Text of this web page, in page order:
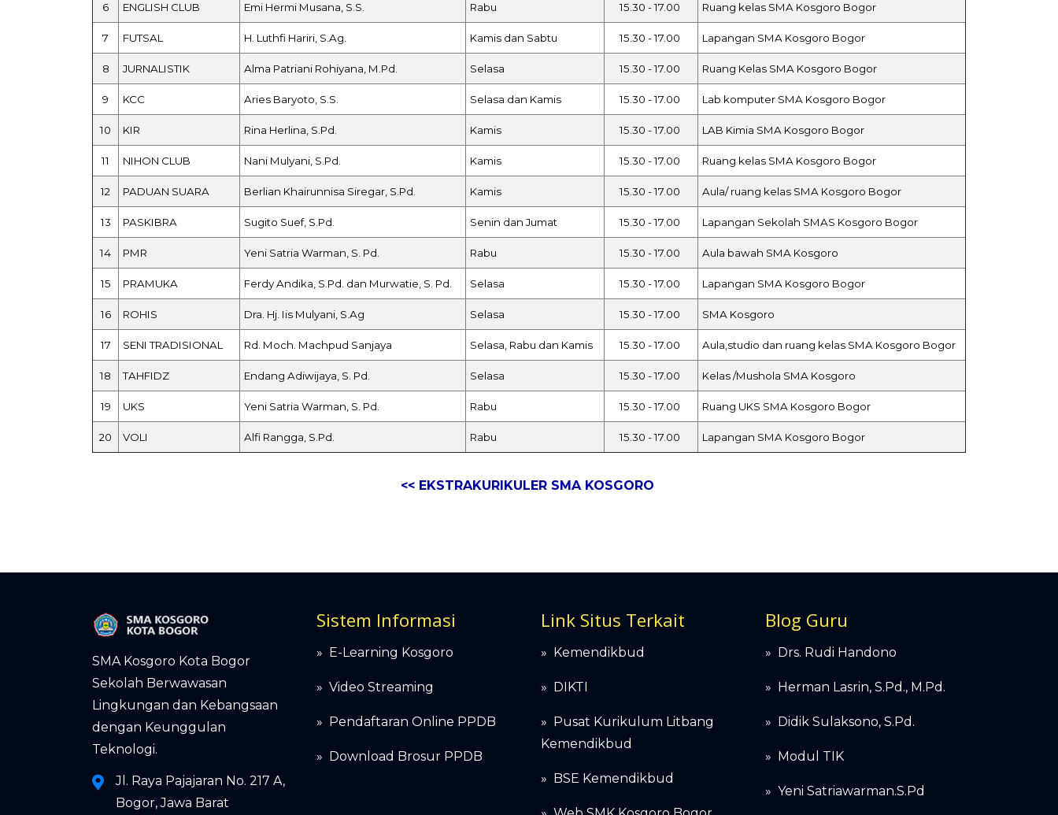
6 ENGLISH CLUB Emi Hermi Musana, S.S. Rabu 15.30 - 17.00 Ruang kelas SMA Kosgoro Bogor
7 FUTSAL H. Luthfi Hariri, S.Ag. Kamis dan Sabtu 15.30 - 17.00 Lapangan SMA Kosgoro Bogor
8 JURNALISTIK Alma Patriani Rohiyana, M.Pd. Selasa 15.30 - 17.00 Ruang Kelas SMA Kosgoro Bogor
9 KCC Aries Baryoto, S.S. Selasa dan Kamis 15.30 - 17.00 Lab komputer SMA Kosgoro Bogor
10 KIR Rina Herlina, S.Pd. Kamis 15.30 - 17.00 LAB Kimia SMA Kosgoro Bogor
11 NIHON CLUB Nani Mulyani, S.Pd. Kamis 15.30 - 17.00 Ruang kelas SMA Kosgoro Bogor
12 PADUAN SUARA Berlian Khairunnisa Siregar, S.Pd. Kamis 15.30 - 17.00 Aula/ ruang kelas SMA Kosgoro Bogor
13 PASKIBRA Sugito Suef, S.Pd. Senin dan Jumat 15.30 - 17.00 Lapangan Sekolah SMAS Kosgoro Bogor
14 PMR Yeni Satria Warman, S. Pd. Rabu 15.30 - 17.00 Aula bawah SMA Kosgoro
15 PRAMUKA Ferdy Andika, S.Pd. dan Murwatie, S. Pd. Selasa 15.30 - 17.00 Lapangan SMA Kosgoro Bogor
16 ROHIS Dra. Hj. Iis Mulyani, S.Ag Selasa 15.30 - 17.00 SMA Kosgoro
17 SENI TRADISIONAL Rd. Moch. Machpud Sanjaya Selasa, Rabu dan Kamis 15.30 - 17.00 Aula,studio dan ruang kelas SMA Kosgoro Bogor
18 TAHFIDZ Endang Adiwijaya, S. Pd. Selasa 15.30 - 17.00 Kelas /Mushola SMA Kosgoro
19 UKS Yeni Satria Warman, S. Pd. Rabu 15.30 - 17.00 Ruang UKS SMA Kosgoro Bogor
20 VOLI Alfi Rangga, S.Pd. Rabu 15.30 - 17.00 Lapangan SMA Kosgoro Bogor
<< EKSTRAKURIKULER SMA KOSGORO
SMA Kosgoro Kota Bogor
Sekolah Berwawasan
Lingkungan dan Kebangsaan
dengan Keunggulan
Teknologi.
Jl. Raya Pajajaran No. 217 A,
Bogor, Jawa Barat
Sistem Informasi
» E-Learning Kosgoro
» Video Streaming
» Pendaftaran Online PPDB
» Download Brosur PPDB
Link Situs Terkait
» Kemendikbud
» DIKTI
» Pusat Kurikulum Litbang
Kemendikbud
» BSE Kemendikbud
Blog Guru
» Drs. Rudi Handono
» Herman Lasrin, S.Pd., M.Pd.
» Didik Sulaksono, S.Pd.
» Modul TIK
» Yeni Satriawarman.S.Pd